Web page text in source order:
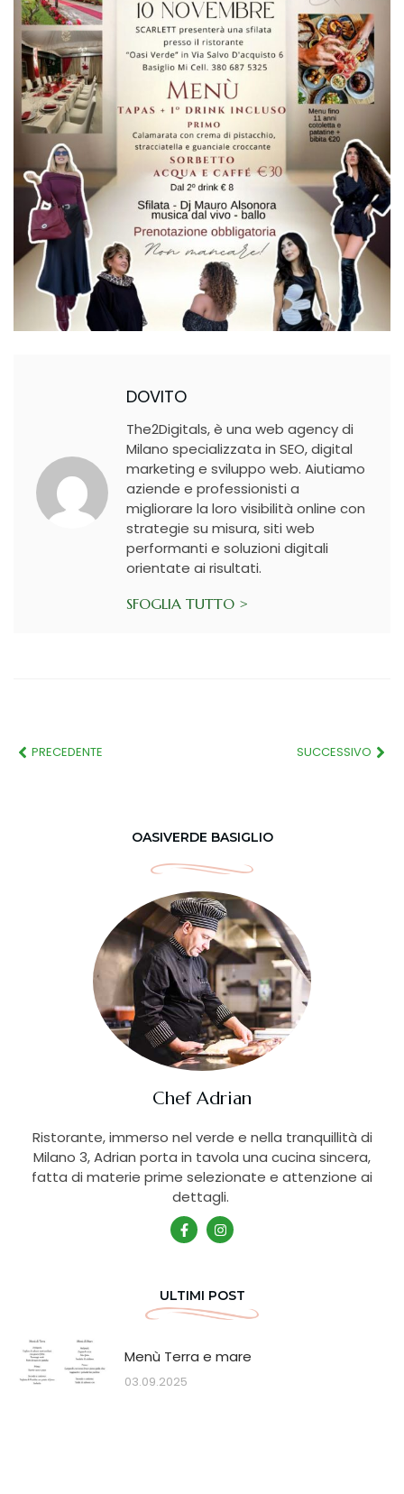
DOVITO
The2Digitals, è una web agency di
Milano specializzata in SEO, digital
marketing e sviluppo web. Aiutiamo
aziende e professionisti a
migliorare la loro visibilità online con
strategie su misura, siti web
performanti e soluzioni digitali
orientate ai risultati.
SFOGLIA TUTTO >
PRECEDENTE SUCCESSIVO
OASIVERDE BASIGLIO
Chef Adrian
Ristorante, immerso nel verde e nella tranquillità di
Milano 3, Adrian porta in tavola una cucina sincera,
fatta di materie prime selezionate e attenzione ai
dettagli.
ULTIMI POST
Menù Terra e mare
03.09.2025